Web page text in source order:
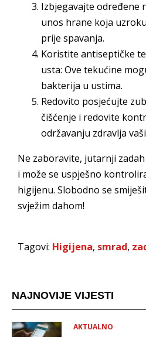
Izbjegavajte određene
unos hrane koja
prije spavanja.
Koristite antiseptičke
usta: Ove tekućine
bakterija u ustima.
Redovito posjećujte
čišćenje i redovite
održavanju zdravlja
Ne zaboravite, jutarnji
i može se uspješno
higijenu. Slobodno se
svježim dahom!
Tagovi: Higijena, smrad,
NAJNOVIJE VIJESTI
AKTUALNO